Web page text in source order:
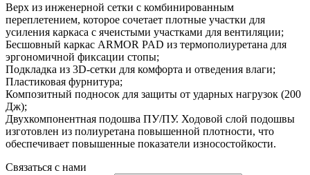
Верх из инженерной сетки с комбинированным
переплетением, которое сочетает плотные участки для
усиления каркаса с ячеистыми участками для вентиляции;
Бесшовный каркас ARMOR PAD из термополиуретана для
эргономичной фиксации стопы;
Подкладка из 3D-сетки для комфорта и отведения влаги;
Пластиковая фурнитура;
Композитный подносок для защиты от ударных нагрузок (200
Дж);
Двухкомпонентная подошва ПУ/ПУ. Ходовой слой подошвы
изготовлен из полиуретана повышенной плотности, что
обеспечивает повышенные показатели износостойкости.
Связаться с нами